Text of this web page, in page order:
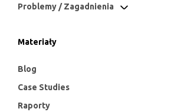
Problemy / Zagadnienia
Materiały
Blog
Case Studies
Raporty